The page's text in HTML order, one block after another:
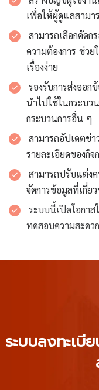
เพื่อให้ผู้ดูแลสาม
สามารถเลือกคัดก
ความต้องการ ช่ว
เรื่องง่าย
รองรับการส่งออ
นำไปใช้ในกระบว
กระบวนการอื่น ๆ
สามารถอัปเดตข่า
รายละเอียดของกิ
สามารถปรับแต่งค
จัดการข้อมูลที่เกี่ย
ระบบนี้เปิดโอกา
ทดสอบความสะด
ระบบลงทะเบี